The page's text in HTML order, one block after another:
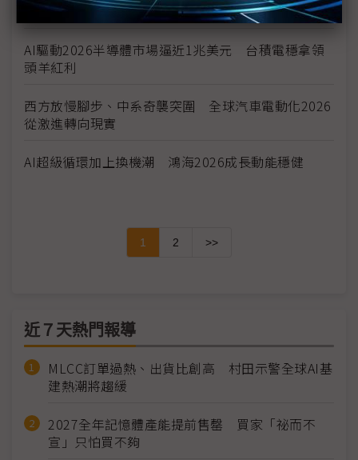
趨勢
AI驅動2026半導體市場逼近1兆美元 台積電穩拿領
頭羊紅利
西方放慢腳步、中系奇襲突圍 全球汽車電動化2026
從激進轉向現實
AI超級循環加上換機潮 鴻海2026成長動能穩健
1 2 >>
近７天熱門報導
MLCC訂單過熱、出貨比創高 村田示警全球AI基
建熱潮將趨緩
2027全年記憶體產能提前售罄 買家「祕而不
宣」只怕買不夠